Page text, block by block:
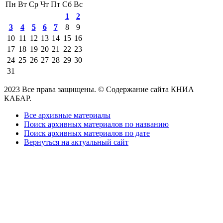
Пн Вт Ср Чт Пт Сб Вс
1
2
3
4 5 6 7 8
9
10 11 12 13 14 15 16
17 18 19 20 21 22 23
24 25 26 27 28 29 30
31
2023 Все права защищены. © Содержание сайта КНИА
КАБАР.
Все архивные материалы
Поиск архивных материалов по названию
Поиск архивных материалов по дате
Вернуться на актуальный сайт